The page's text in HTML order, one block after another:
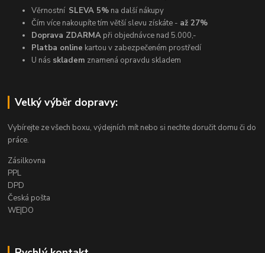
Věrnostní SLEVA 5% na další nákupy
Čím více nakoupíte tím větší slevu získáte - až 27%
Doprava ZDARMA při objednávce nad 5.000,-
Platba online kartou v zabezpečeném prostředí
U nás skladem znamená opravdu skladem
Velký výběr dopravy:
Vybírejte ze všech boxu, výdejních mít nebo si nechte doručit domu či do
práce.
Zásilkovna
PPL
DPD
Česká pošta
WE|DO